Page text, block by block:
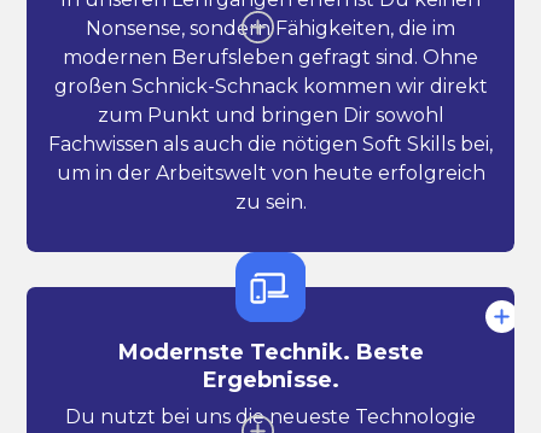
Nonsense, sondern Fähigkeiten, die im
modernen Berufsleben gefragt sind. Ohne
großen Schnick-Schnack kommen wir direkt
zum Punkt und bringen Dir sowohl
Fachwissen als auch die nötigen Soft Skills bei,
um in der Arbeitswelt von heute erfolgreich
zu sein.
Modernste Technik. Beste
Ergebnisse.
Du nutzt bei uns die neueste Technologie